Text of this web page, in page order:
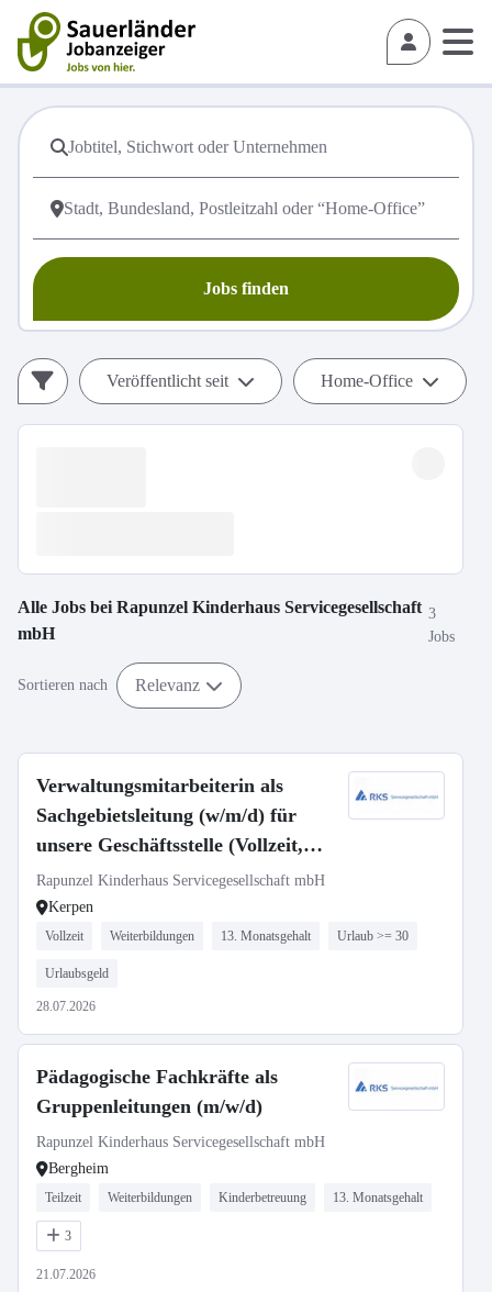
Jobs finden
Veröffentlicht seit Home-Office
Alle Jobs bei Rapunzel Kinderhaus Servicegesellschaft
mbH
3
Jobs
Sortieren nach Relevanz
Verwaltungsmitarbeiterin als
Sachgebietsleitung (w/m/d) für
unsere Geschäftsstelle (Vollzeit,
38,5h) in Kerpen gesucht
Rapunzel Kinderhaus Servicegesellschaft mbH
Kerpen
Vollzeit Weiterbildungen 13. Monatsgehalt Urlaub >= 30
Urlaubsgeld
28.07.2026
Pädagogische Fachkräfte als
Gruppenleitungen (m/w/d)
Rapunzel Kinderhaus Servicegesellschaft mbH
Bergheim
Teilzeit Weiterbildungen Kinderbetreuung 13. Monatsgehalt
3
21.07.2026